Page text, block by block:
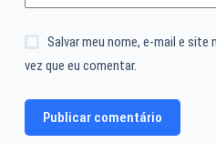
Salvar meu nome, e-mail e site
vez que eu comentar.
Publicar comentário